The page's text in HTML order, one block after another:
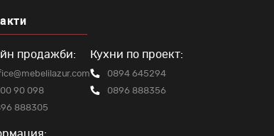
продажби:
90 098
888305
Кухни по проект:
0894 645294
0896 888356